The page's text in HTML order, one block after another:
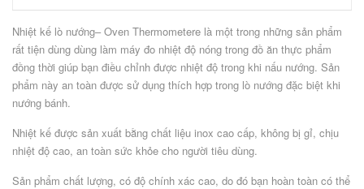
Nhiệt kế lò nướng– Oven Thermometere là một trong những sản phẩm
rất tiện dùng dùng làm máy đo nhiệt độ nóng trong đồ ăn thực phẩm
đồng thời giúp bạn điều chỉnh được nhiệt độ trong khi nấu nướng. Sản
phẩm này an toàn được sử dụng thích hợp trong lò nướng đặc biệt khi
nướng bánh.
Nhiệt kế được sản xuất bằng chất liệu inox cao cấp, không bị gỉ, chịu
nhiệt độ cao, an toàn sức khỏe cho người tiêu dùng.
Sản phẩm chất lượng, có độ chính xác cao, do đó bạn hoàn toàn có thể